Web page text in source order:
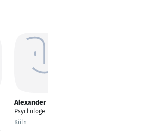
Alexander Kikiela
Psychologe
Köln